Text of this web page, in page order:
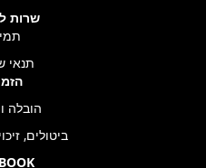
שרות
תנאי
הובלה
ביטולים,